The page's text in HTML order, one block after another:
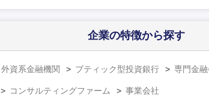
企業の特徴から探す
外資系金融機関 ブティック型投資銀行 専門金
コンサルティングファーム 事業会社